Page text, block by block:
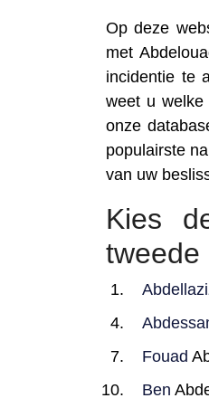
Op deze
met
incidentie te
weet u welke
onze
populairste
van uw
Kies
tweede
Fouad
Ben